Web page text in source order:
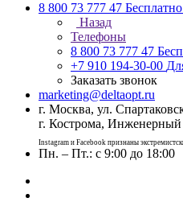
8 800 73 777 47
Назад
Телефоны
8 800 73 777 47
+7 910 194-30-00
Заказать звонок
marketing@deltaopt.ru
г. Москва, ул.
г. Кострома, Инженерный
Instagram и Facebook признаны
Пн. – Пт.: с 9:00 до 18:00